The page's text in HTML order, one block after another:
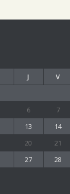
J V
6 7
13 14
20 21
27 28